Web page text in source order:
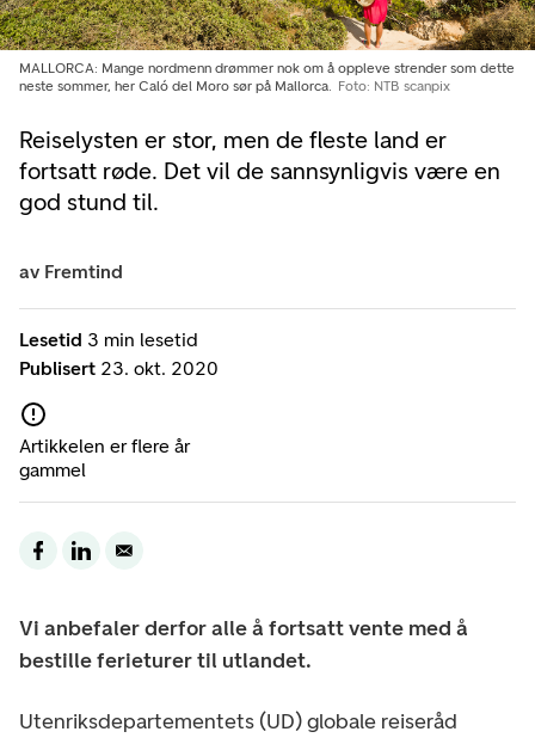
Reiselysten er stor, men de fleste land er
fortsatt røde. Det vil de sannsynligvis være en
god stund til.
MALLORCA: Mange nordmenn drømmer nok om å oppleve strender som dette
neste sommer, her Caló del Moro sør på Mallorca.
Foto: NTB scanpix
Lesetid 3 min lesetid
Publisert 23. okt. 2020
Artikkelen er flere år
gammel
av Fremtind
Vi anbefaler derfor alle å fortsatt vente med å
bestille ferieturer til utlandet.
Utenriksdepartementets (UD) globale reiseråd